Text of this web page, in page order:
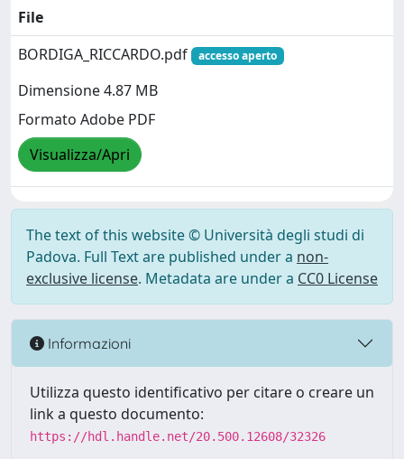
File
BORDIGA_RICCARDO.pdf
accesso aperto
Dimensione 4.87 MB
Formato Adobe PDF
Visualizza/Apri
The text of this website © Università degli studi di
Padova. Full Text are published under a non-
exclusive license. Metadata are under a CC0 License
Informazioni
Utilizza questo identificativo per citare o creare un
link a questo documento:
https://hdl.handle.net/20.500.12608/32326